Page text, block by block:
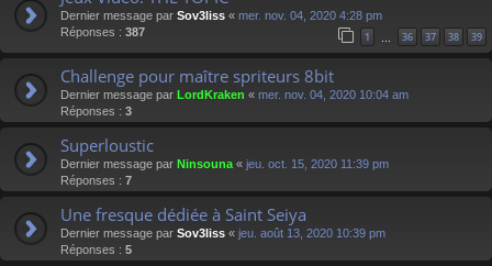
Dernier message par Sov3liss « mer. nov. 04, 2020 4:28 pm
Réponses : 387 1 … 36 37 38 39
Challenge pour maître spriteurs 8bit
Dernier message par LordKraken « mer. nov. 04, 2020 10:04 am
Réponses : 3
Superloustic
Dernier message par Ninsouna « jeu. oct. 15, 2020 11:39 pm
Réponses : 7
Une fresque dédiée à Saint Seiya
Dernier message par Sov3liss « jeu. août 13, 2020 10:39 pm
Réponses : 5